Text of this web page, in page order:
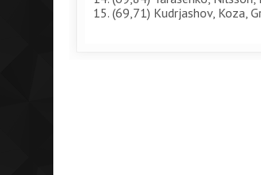
15. (69,71) Kudrjashov, Koza,